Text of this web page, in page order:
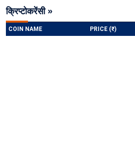
क्रिप्टोकरेंसी »